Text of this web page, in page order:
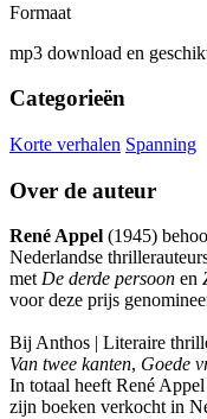
Formaat
mp3 download en
Categorieën
Korte verhalen Spanning
Over de auteur
René Appel (1945)
Nederlandse
metDe derde persoon en
voor deze prijs
Bij Anthos | Literaire
Van twee kanten, Goede
In totaal heeft René
zijn boeken verkocht in